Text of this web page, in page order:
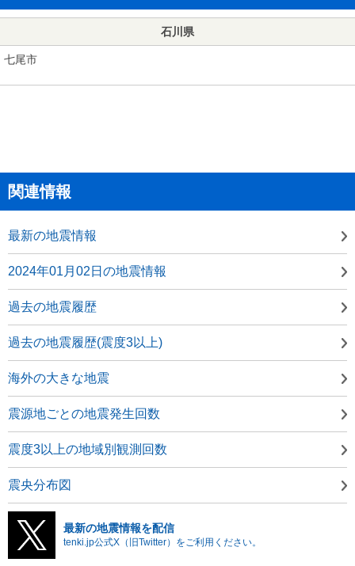
石川県
七尾市
関連情報
最新の地震情報
2024年01月02日の地震情報
過去の地震履歴
過去の地震履歴(震度3以上)
海外の大きな地震
震源地ごとの地震発生回数
震度3以上の地域別観測回数
震央分布図
最新の地震情報を配信
tenki.jp公式X（旧Twitter）をご利用ください。